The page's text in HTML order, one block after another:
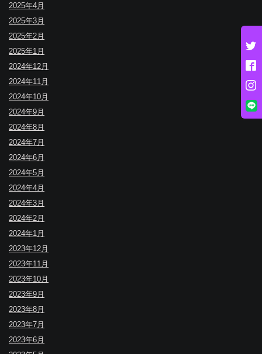
2025年4月
2025年3月
2025年2月
2025年1月
2024年12月
2024年11月
2024年10月
2024年9月
2024年8月
2024年7月
2024年6月
2024年5月
2024年4月
2024年3月
2024年2月
2024年1月
2023年12月
2023年11月
2023年10月
2023年9月
2023年8月
2023年7月
2023年6月